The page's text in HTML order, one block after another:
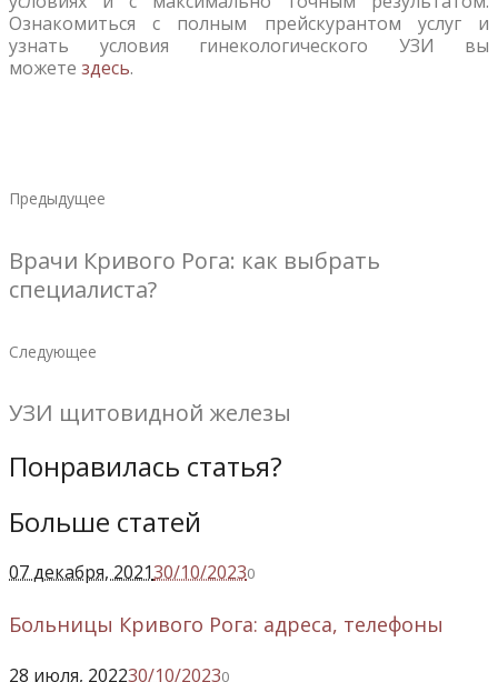
Ознакомиться с полным прейскурантом услуг и
узнать условия гинекологического УЗИ вы
можете здесь.
Предыдущее
Врачи Кривого Рога: как выбрать
специалиста?
Следующее
УЗИ щитовидной железы
Понравилась статья?
Больше статей
07 декабря, 202130/10/20230
Больницы Кривого Рога: адреса, телефоны
28 июля, 202230/10/20230